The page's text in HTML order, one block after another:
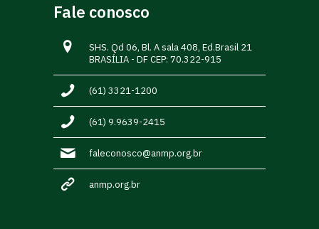
Fale conosco
SHS. Qd 06, Bl. A sala 408, Ed.Brasil 21
BRASÍLIA - DF CEP: 70.322-915
(61) 3321-1200
(61) 9.9639-2415
faleconosco@anmp.org.br
anmp.org.br